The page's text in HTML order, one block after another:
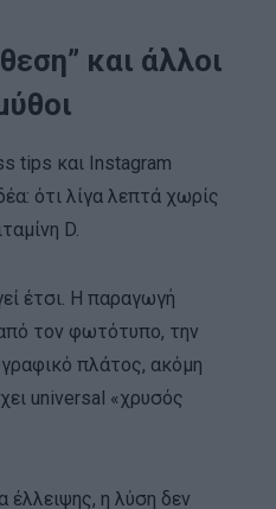
και άλλοι
tips και Instagram
ότι λίγα λεπτά χωρίς
D.
έτσι. Η παραγωγή
τον φωτότυπο, την
πλάτος, ακόμη
universal «χρυσός
έλλειψης, η λύση δεν